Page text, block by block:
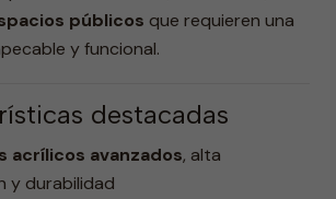
públicos que requieren una
y funcional.
destacadas
acrílicos avanzados, alta
y durabilidad